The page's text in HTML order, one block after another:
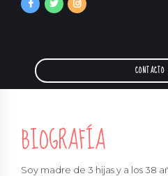
CONTACTO
BIOGRAFÍA
Soy madre de 3 hijas y a los 38